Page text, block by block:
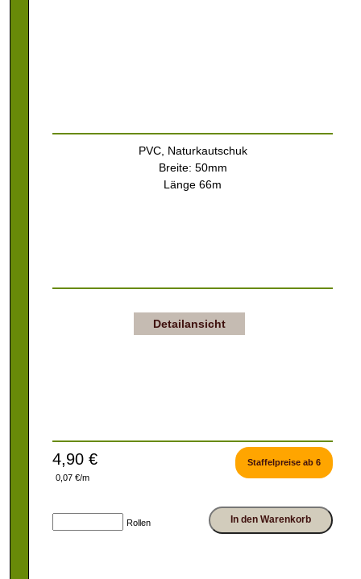
PVC, Naturkautschuk
Breite: 50mm
Länge 66m
Detailansicht
4,90 €
0,07 €/m
Staffelpreise ab 6
Rollen In den Warenkorb